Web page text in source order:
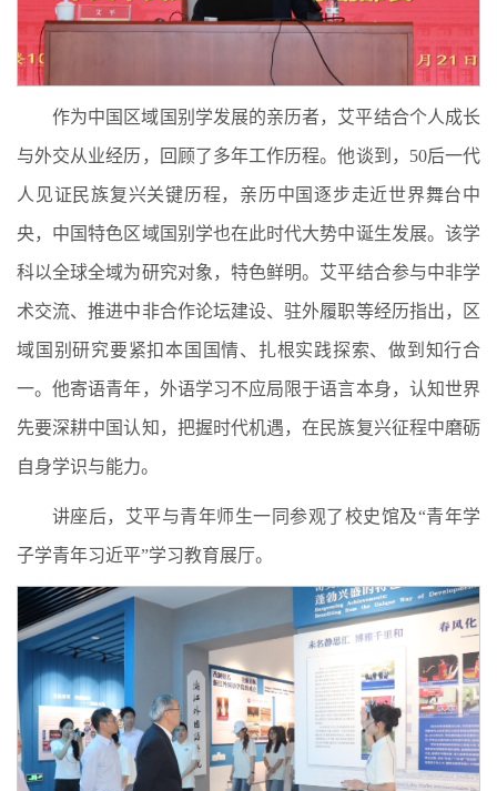
作为中国区域国别学发展的亲历者，艾平结合个人成长
与外交从业经历，回顾了多年工作历程。他谈到，50后一代
人见证民族复兴关键历程，亲历中国逐步走近世界舞台中
央，中国特色区域国别学也在此时代大势中诞生发展。该学
科以全球全域为研究对象，特色鲜明。艾平结合参与中非学
术交流、推进中非合作论坛建设、驻外履职等经历指出，区
域国别研究要紧扣本国国情、扎根实践探索、做到知行合
一。他寄语青年，外语学习不应局限于语言本身，认知世界
先要深耕中国认知，把握时代机遇，在民族复兴征程中磨砺
自身学识与能力。
讲座后，艾平与青年师生一同参观了校史馆及“青年学
子学青年习近平”学习教育展厅。